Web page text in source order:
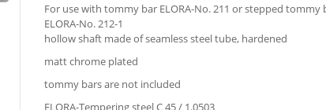
For use with tommy bar ELORA-No. 211 or stepped tommy
ELORA-No. 212-1
hollow shaft made of seamless steel tube, hardened
matt chrome plated
tommy bars are not included
ELORA-Tempering steel C 45 / 1.0503